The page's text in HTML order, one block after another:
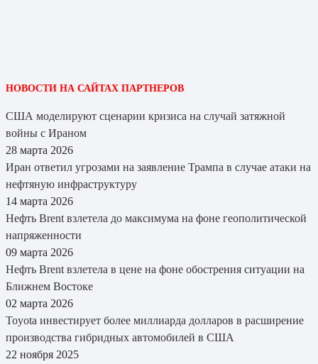
НОВОСТИ НА САЙТАХ ПАРТНЕРОВ
США моделируют сценарии кризиса на случай затяжной
войны с Ираном
28 марта 2026
Иран ответил угрозами на заявление Трампа в случае атаки на
нефтяную инфраструктуру
14 марта 2026
Нефть Brent взлетела до максимума на фоне геополитической
напряженности
09 марта 2026
Нефть Brent взлетела в цене на фоне обострения ситуации на
Ближнем Востоке
02 марта 2026
Toyota инвестирует более миллиарда долларов в расширение
производства гибридных автомобилей в США
22 ноября 2025